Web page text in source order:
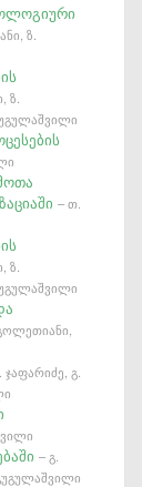
ზ.
ზ.
– თ.
ზ.
ჯაფარიძე, გ.
– გ.